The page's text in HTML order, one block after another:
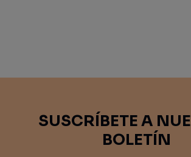
SUSCRÍBETE A
BOLETÍN